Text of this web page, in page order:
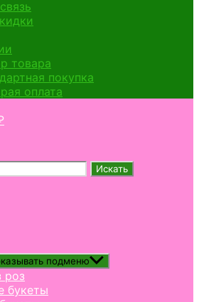
товара
покупка
оплата
подменю
роз
букеты